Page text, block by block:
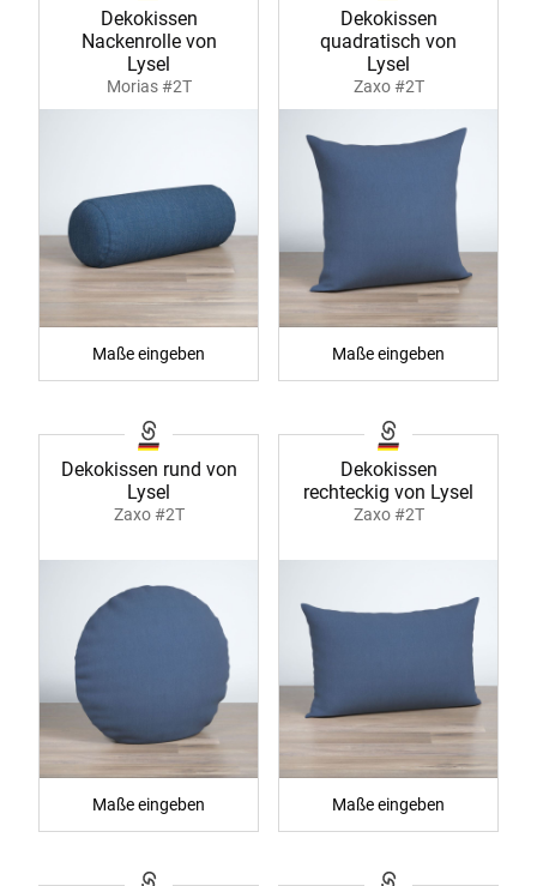
Dekokissen
Nackenrolle von
Lysel
Morias #2T
Maße eingeben
Dekokissen
quadratisch von
Lysel
Zaxo #2T
Maße eingeben
Dekokissen rund von
Lysel
Zaxo #2T
Maße eingeben
Dekokissen
rechteckig von Lysel
Zaxo #2T
Maße eingeben